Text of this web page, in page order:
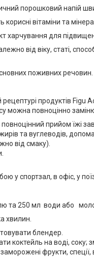
порошковий напій
корисні вітаміни та
харчування для
від віку, статі,
поживних речовин.
рецептурі продуктів
можна повноцінно
прийом їжі
та вуглеводів,
від смаку).
у спортзал, в офіс, у
та 250 мл води або
хвилин.
блендер.
коктейль на воді, соку;
фрукти, спеції,